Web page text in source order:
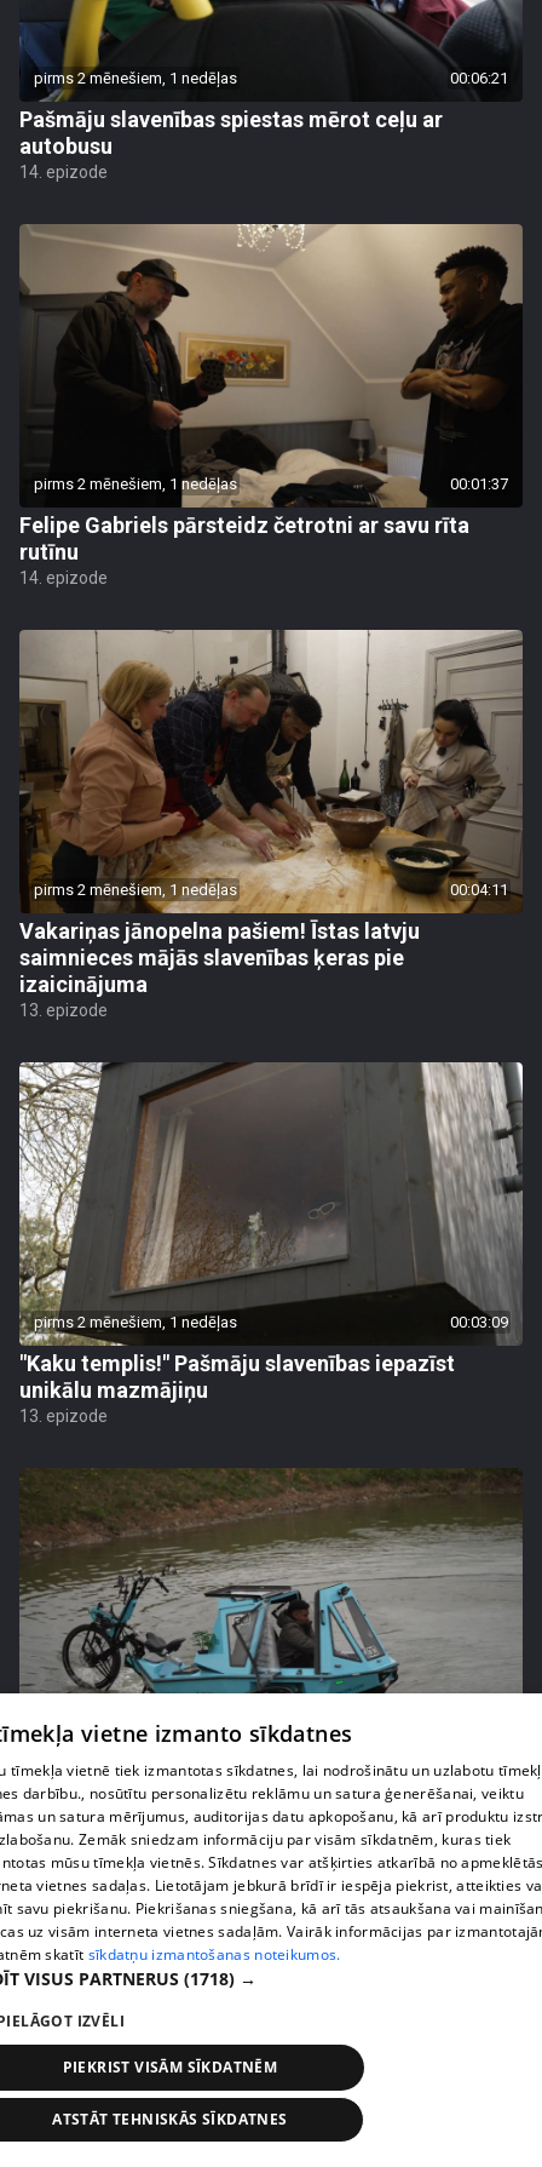
pirms 2 mēnešiem, 1 nedēļas 00:06:21
Pašmāju slavenības spiestas mērot ceļu ar
autobusu
14. epizode
pirms 2 mēnešiem, 1 nedēļas 00:01:37
Felipe Gabriels pārsteidz četrotni ar savu rīta
rutīnu
14. epizode
pirms 2 mēnešiem, 1 nedēļas 00:04:11
Vakariņas jānopelna pašiem! Īstas latvju
saimnieces mājās slavenības ķeras pie
izaicinājuma
13. epizode
pirms 2 mēnešiem, 1 nedēļas 00:03:09
"Kaku templis!" Pašmāju slavenības iepazīst
unikālu mazmājiņu
13. epizode
pirms 2 mēnešiem, 2 nedēļām
Pašmāju slavenības ļaujas sānslīdēm ar unikālu
transportlīdzekli
13. epizode
vietne izmanto sīkdatnes
tīmekļa vietnē tiek izmantotas sīkdatnes, lai nodrošinātu un uzlabotu
darbību., nosūtītu personalizētu reklāmu un satura ģenerēšanai, veiktu
un satura mērījumus, auditorijas datu apkopošanu, kā arī produktu
Zemāk sniedzam informāciju par visām sīkdatnēm, kuras tiek
mūsu tīmekļa vietnēs. Sīkdatnes var atšķirties atkarībā no
vietnes sadaļas. Lietotājam jebkurā brīdī ir iespēja piekrist, atteikties
savu piekrišanu. Piekrišanas sniegšana, kā arī tās atsaukšana vai
uz visām interneta vietnes sadaļām. Vairāk informācijas par
skatīt sīkdatņu izmantošanas noteikumos.
VISUS PARTNERUS (1718) →
IZVĒLI
PIEKRIST VISĀM SĪKDATNĒM
ATSTĀT TEHNISKĀS SĪKDATNES